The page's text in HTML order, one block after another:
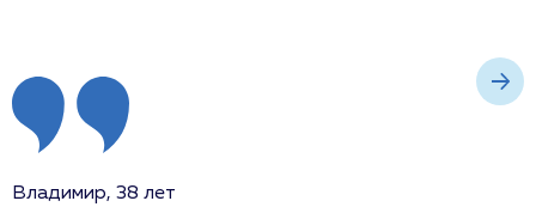
Владимир, 38 лет